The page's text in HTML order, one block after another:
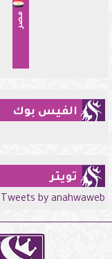
مصر
الفيس بوك
تويتر
Tweets by anahwaweb